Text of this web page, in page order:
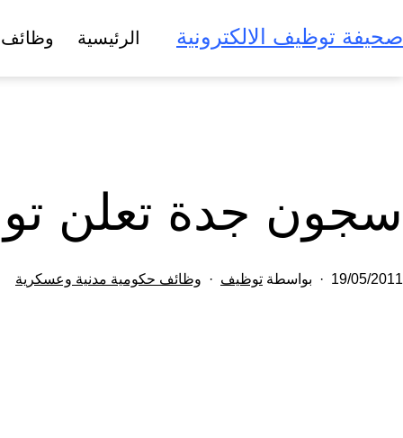
إلى
المحتوى
صحيفة توظيف الالكترونية الرئيسية
سجون جدة تعلن توفر 181 وظيفة
تم
19/05/2011 بواسطة توظيف
مصنف
وظائف حكومية مدنية وعسكرية